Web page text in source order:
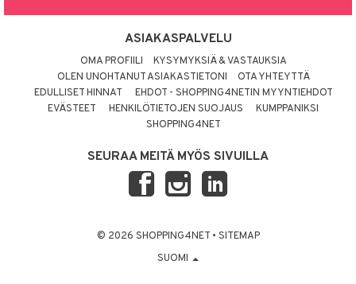
ASIAKASPALVELU
OMA PROFIILI
KYSYMYKSIÄ & VASTAUKSIA
OLEN UNOHTANUT ASIAKASTIETONI
OTA YHTEYTTÄ
EDULLISET HINNAT
EHDOT - SHOPPING4NETIN MYYNTIEHDOT
EVÄSTEET
HENKILÖTIETOJEN SUOJAUS
KUMPPANIKSI
SHOPPING4NET
SEURAA MEITÄ MYÖS SIVUILLA
© 2026 SHOPPING4NET • SITEMAP
SUOMI